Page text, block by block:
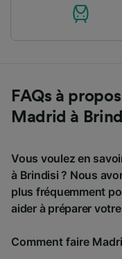
FAQs à
Madrid à
Vous voulez en
à Brindisi ? Nous
plus fréquemment
aider à préparer
Comment faire